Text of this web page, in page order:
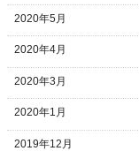
2020年5月
2020年4月
2020年3月
2020年1月
2019年12月